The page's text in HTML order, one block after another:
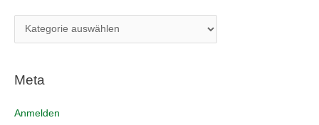
Meta
Anmelden